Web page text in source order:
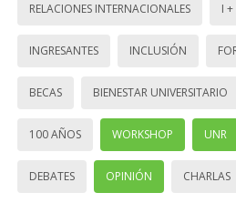
RELACIONES INTERNACIONALES I +
INGRESANTES INCLUSIÓN
BECAS BIENESTAR UNIVERSITARIO
100 AÑOS WORKSHOP UNR
DEBATES OPINIÓN CHARLAS